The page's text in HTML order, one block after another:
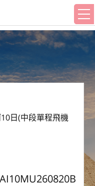
日(中段單程飛機